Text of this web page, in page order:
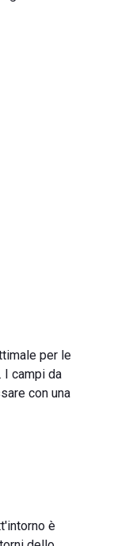
per le
I campi da
con una
è